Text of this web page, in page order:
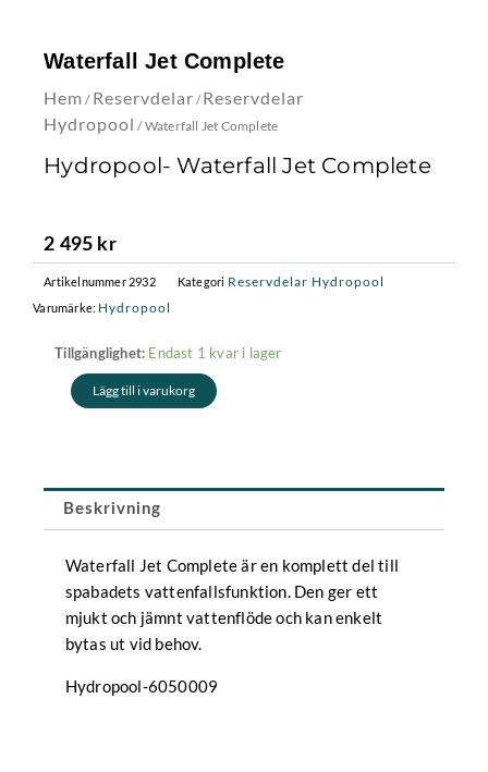
Waterfall Jet Complete
Hem / Reservdelar /Reservdelar
Hydropool / Waterfall Jet Complete
Hydropool- Waterfall Jet Complete
2 495 kr
Artikelnummer 2932 Kategori Reservdelar Hydropool
Varumärke: Hydropool
Tillgänglighet: Endast 1 kvar i lager
Waterfall
CompleteLägg till i varukorg
Beskrivning
Waterfall Jet Complete är en komplett del till
spabadets vattenfallsfunktion. Den ger ett
mjukt och jämnt vattenflöde och kan enkelt
bytas ut vid behov.
Hydropool-6050009